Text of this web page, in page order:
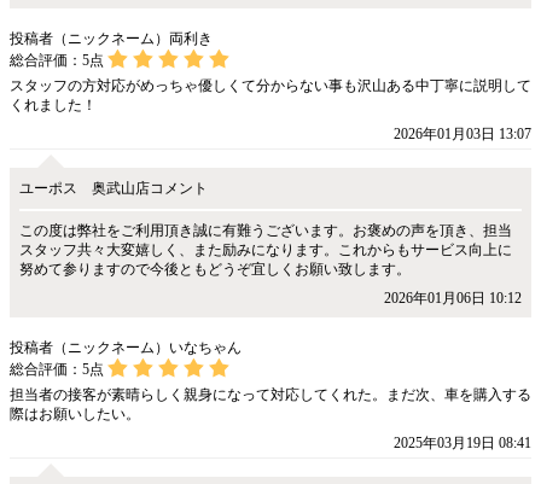
投稿者（ニックネーム）両利き
総合評価： 5点
スタッフの方対応がめっちゃ優しくて分からない事も沢山ある中丁寧に説明して
くれました！
2026年01月03日 13:07
ユーポス 奥武山店コメント
この度は弊社をご利用頂き誠に有難うございます。お褒めの声を頂き、担当
スタッフ共々大変嬉しく、また励みになります。これからもサービス向上に
努めて参りますので今後ともどうぞ宜しくお願い致します。
2026年01月06日 10:12
投稿者（ニックネーム）いなちゃん
総合評価： 5点
担当者の接客が素晴らしく親身になって対応してくれた。まだ次、車を購入する
際はお願いしたい。
2025年03月19日 08:41